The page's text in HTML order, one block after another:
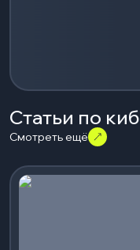
Статьи по
Смотреть ещё